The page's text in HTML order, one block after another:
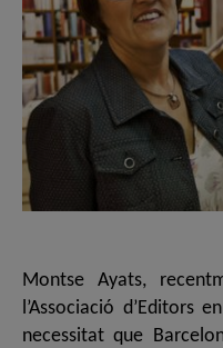
Montse Ayats,
l’Associació d’Editors
necessitat que